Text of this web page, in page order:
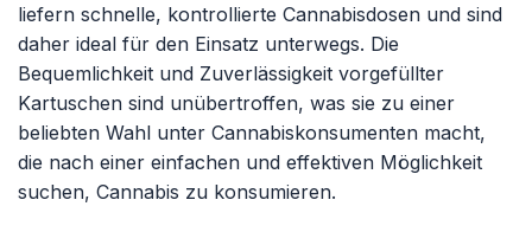
liefern schnelle, kontrollierte Cannabisdosen und sind
daher ideal für den Einsatz unterwegs. Die
Bequemlichkeit und Zuverlässigkeit vorgefüllter
Kartuschen sind unübertroffen, was sie zu einer
beliebten Wahl unter Cannabiskonsumenten macht,
die nach einer einfachen und effektiven Möglichkeit
suchen, Cannabis zu konsumieren.